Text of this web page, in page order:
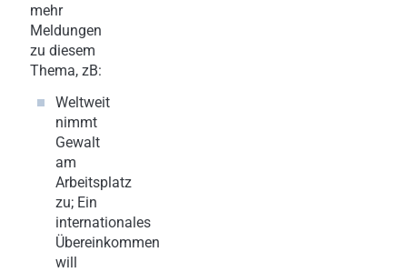
mehr
Meldungen
zu diesem
Thema, zB:
Weltweit
nimmt
Gewalt
am
Arbeitsplatz
zu; Ein
internationales
Übereinkommen
will